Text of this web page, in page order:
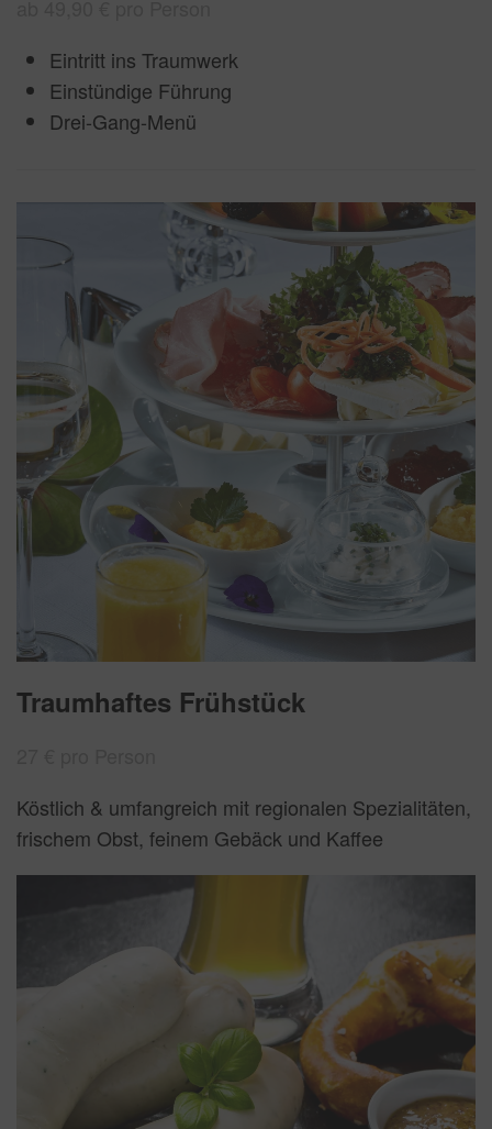
Eintritt ins Traumwerk
Einstündige Führung
Drei-Gang-Menü
Traumhaftes Frühstück
Köstlich & umfangreich mit regionalen Spezialitäten,
frischem Obst, feinem Gebäck und Kaffee